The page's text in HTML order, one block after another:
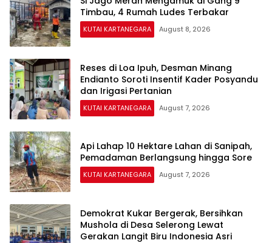
Timbau, 4 Rumah Ludes Terbakar
KUTAI KARTANEGARA August 8, 2026
Reses di Loa Ipuh, Desman Minang
Endianto Soroti Insentif Kader Posyandu
dan Irigasi Pertanian
KUTAI KARTANEGARA August 7, 2026
Api Lahap 10 Hektare Lahan di Sanipah,
Pemadaman Berlangsung hingga Sore
KUTAI KARTANEGARA August 7, 2026
Demokrat Kukar Bergerak, Bersihkan
Mushola di Desa Selerong Lewat
Gerakan Langit Biru Indonesia Asri